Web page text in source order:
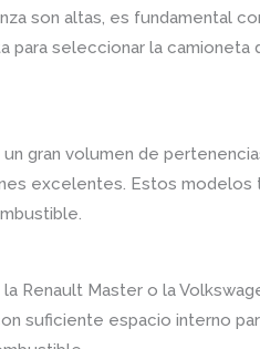
son altas, es fundamental
seleccionar la camioneta
gran volumen de
excelentes. Estos modelos
Renault Master o la
suficiente espacio interno